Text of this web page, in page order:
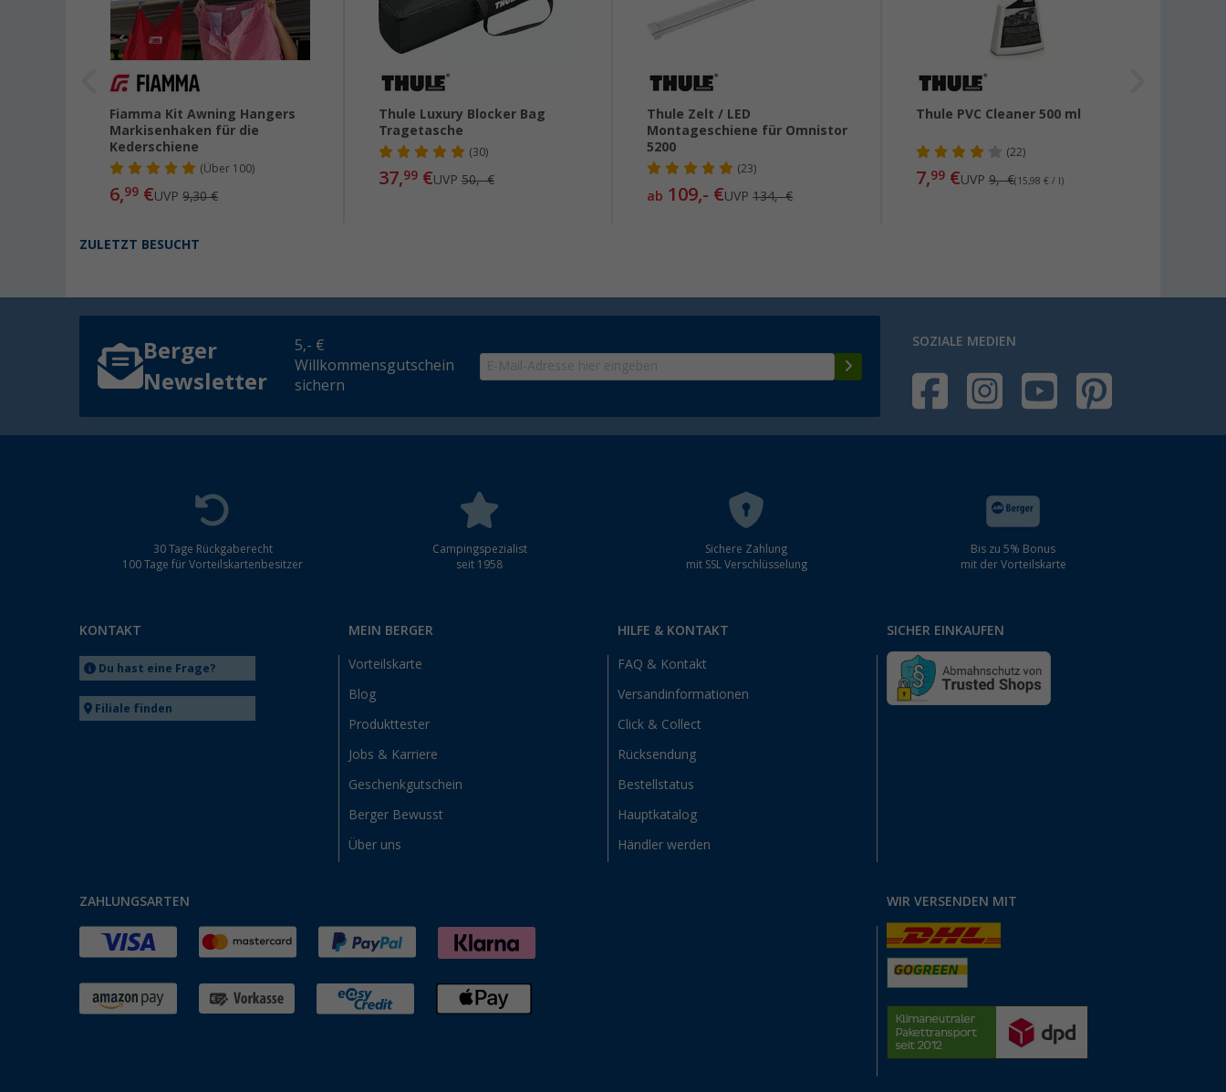
Fiamma Kit Awning Hangers
Markisenhaken für die
Kederschiene
(Über 100)
6,99 €UVP9,30 €
Thule Luxury Blocker Bag
Tragetasche
(30)
37,99€UVP 50,- €
Thule Zelt / LED
Montageschiene für Omnistor
5200
(23)
ab 109,- €UVP134,- €
Thule PVC Cleaner 500 ml
(22)
7,99€UVP 9,- €(15,98 € / l)
ZULETZT BESUCHT
Berger
Newsletter
5,- €
Willkommensgutschein
sichern
SOZIALE MEDIEN
30 Tage Rückgaberecht
100 Tage für Vorteilskartenbesitzer
Campingspezialist
seit 1958
Sichere Zahlung
mit SSL Verschlüsselung
Bis zu 5% Bonus
mit der Vorteilskarte
KONTAKT
Du hast eine Frage?
Filiale finden
MEIN BERGER
Vorteilskarte
Blog
Produkttester
Jobs & Karriere
Geschenkgutschein
Berger Bewusst
Über uns
HILFE & KONTAKT
FAQ & Kontakt
Versandinformationen
Click & Collect
Rücksendung
Bestellstatus
Hauptkatalog
Händler werden
SICHER EINKAUFEN
ZAHLUNGSARTEN WIR VERSENDEN MIT